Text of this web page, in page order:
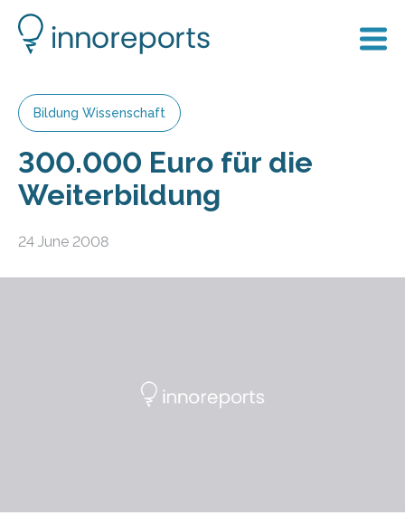
Bildung Wissenschaft
300.000 Euro für die
Weiterbildung
24 June 2008